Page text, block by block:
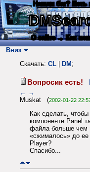
Нашли баг?
О сайте → Как
Вниз
Скачать: CL DM ;
Вопросик есть!
← →
Muskat (2002-01-22
Как сделать,
компоненте Panel
файла больше чем
«сжималось» до ее
Player?
Спасибо...